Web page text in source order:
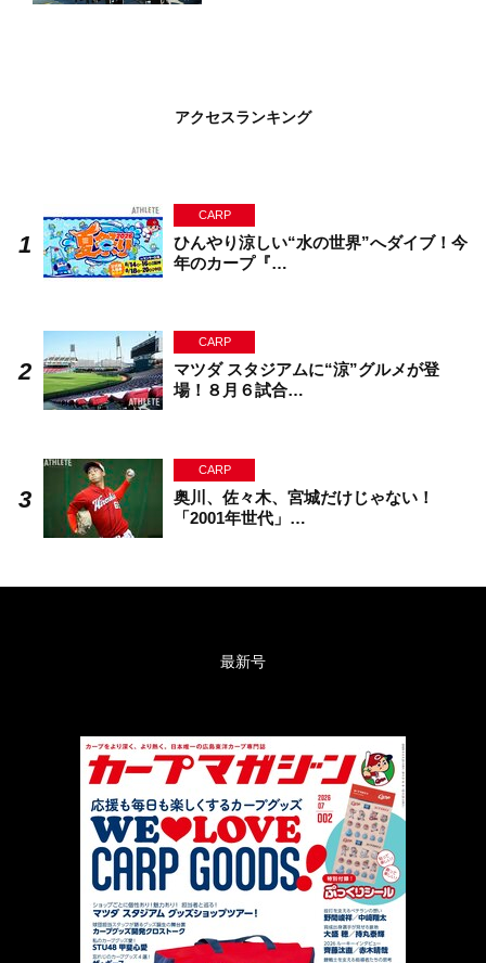
アクセスランキング
CARP
ひんやり涼しい“水の世界”へダイブ！今
年のカープ『…
CARP
マツダ スタジアムに“涼”グルメが登
場！８月６試合…
CARP
奥川、佐々木、宮城だけじゃない！
「2001年世代」…
最新号